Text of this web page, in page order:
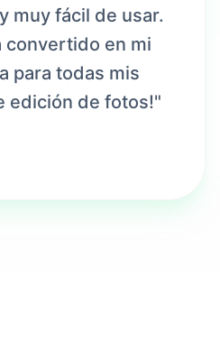
muy fácil de usar.
convertido en mi
para todas mis
edición de fotos!"